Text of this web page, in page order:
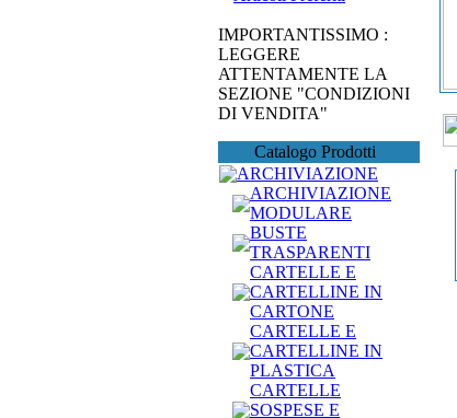
IMPORTANTISSIMO :
LEGGERE
ATTENTAMENTE LA
SEZIONE "CONDIZIONI
DI VENDITA"
Catalogo Prodotti
ARCHIVIAZIONE
ARCHIVIAZIONE
MODULARE
BUSTE
TRASPARENTI
CARTELLE E
CARTELLINE IN
CARTONE
CARTELLE E
CARTELLINE IN
PLASTICA
CARTELLE
SOSPESE E